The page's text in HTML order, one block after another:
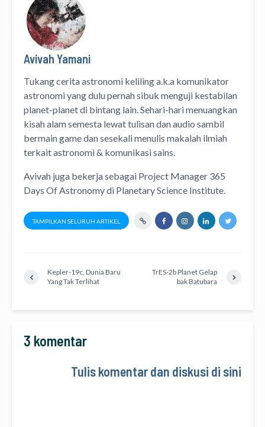
Avivah Yamani
Tukang cerita astronomi kelilinga.k.a komunikator
astronomiyang dulu pernah sibuk menguji kestabilan
planet-planet di bintang lain. Sehari-hari menuangkan
kisah alam semesta lewattulisandanaudio sambil
bermain game dan sesekali menulis makalah ilmiah
terkait astronomi & komunikasi sains.
Avivah juga bekerja sebagai Project Manager 365
Days Of Astronomydi Planetary Science Institute.
TAMPILKAN SELURUH ARTIKEL
Kepler-19c, Dunia Baru
Yang Tak Terlihat
TrES-2b Planet Gelap
bak Batubara
3 komentar
Tulis komentar dan diskusi di sini